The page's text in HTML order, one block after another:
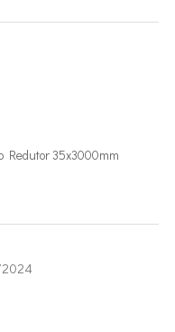
Redutor 35x3000mm